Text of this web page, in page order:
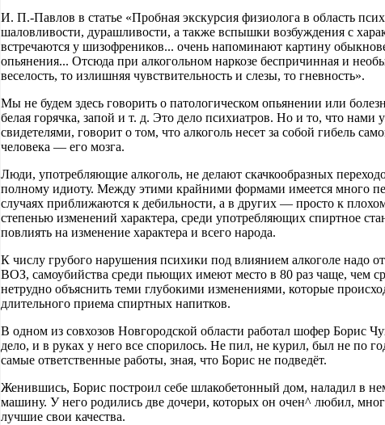
И. П.-Павлов в статье «Пробная экскурсия физиолога в область
шаловливости, дурашливости, а также вспышки возбуждения с
встречаются у шизофреников... очень напоминают картину
опьянения... Отсюда при алкогольном наркозе беспричинная и
веселость, то излишняя чувствительность и слезы, то гневность».
Мы не будем здесь говорить о патологическом опьянении или
белая горячка, запой и т. д. Это дело психиатров. Но и то, что нами
свидетелями, говорит о том, что алкоголь несет за собой гибель
человека — его мозга.
Люди, употребляющие алкоголь, не делают скачкообразных
полному идиоту. Между этими крайними формами имеется много
случаях приближаются к дебильности, а в других — просто к
степенью изменений характера, среди употребляющих спиртное
повлиять на изменение характера и всего народа.
К числу грубого нарушения психики под влиянием алкоголе надо
ВОЗ, самоубийства среди пьющих имеют место в 80 раз чаще, чем
нетрудно объяснить теми глубокими изменениями, которые
длительного приема спиртных напитков.
В одном из совхозов Новгородской области работал шофер Борис
дело, и в руках у него все спорилось. Не пил, не курил, был не по
самые ответственные работы, зная, что Борис не подведёт.
Женившись, Борис построил себе шлакобетонный дом, наладил в
машину. У него родились две дочери, которых он очен^ любил,
лучшие свои качества.